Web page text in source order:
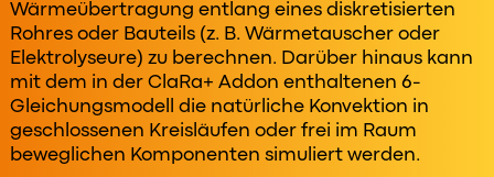
Wärmeübertragung entlang eines diskretisierten
Rohres oder Bauteils (z. B. Wärmetauscher oder
Elektrolyseure) zu berechnen. Darüber hinaus kann
mit dem in der ClaRa+ Addon enthaltenen 6-
Gleichungsmodell die natürliche Konvektion in
geschlossenen Kreisläufen oder frei im Raum
beweglichen Komponenten simuliert werden.